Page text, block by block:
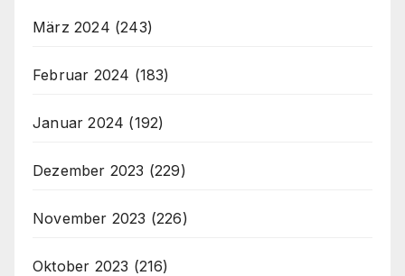
März 2024 (243)
Februar 2024 (183)
Januar 2024 (192)
Dezember 2023 (229)
November 2023 (226)
Oktober 2023 (216)